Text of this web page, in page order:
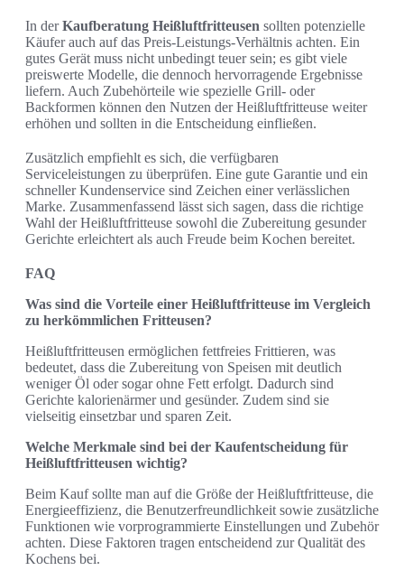
In derKaufberatung Heißluftfritteusen sollten potenzielle
Käufer auch auf das Preis-Leistungs-Verhältnis achten. Ein
gutes Gerät muss nicht unbedingt teuer sein; es gibt viele
preiswerte Modelle, die dennoch hervorragende Ergebnisse
liefern. Auch Zubehörteile wie spezielle Grill- oder
Backformen können den Nutzen der Heißluftfritteuse weiter
erhöhen und sollten in die Entscheidung einfließen.
Zusätzlich empfiehlt es sich, die verfügbaren
Serviceleistungen zu überprüfen. Eine gute Garantie und ein
schneller Kundenservice sind Zeichen einer verlässlichen
Marke. Zusammenfassend lässt sich sagen, dass die richtige
Wahl der Heißluftfritteuse sowohl die Zubereitung gesunder
Gerichte erleichtert als auch Freude beim Kochen bereitet.
FAQ
Was sind die Vorteile einer Heißluftfritteuse im Vergleich
zu herkömmlichen Fritteusen?
Heißluftfritteusen ermöglichen fettfreies Frittieren, was
bedeutet, dass die Zubereitung von Speisen mit deutlich
weniger Öl oder sogar ohne Fett erfolgt. Dadurch sind
Gerichte kalorienärmer und gesünder. Zudem sind sie
vielseitig einsetzbar und sparen Zeit.
Welche Merkmale sind bei der Kaufentscheidung für
Heißluftfritteusen wichtig?
Beim Kauf sollte man auf die Größe der Heißluftfritteuse, die
Energieeffizienz, die Benutzerfreundlichkeit sowie zusätzliche
Funktionen wie vorprogrammierte Einstellungen und Zubehör
achten. Diese Faktoren tragen entscheidend zur Qualität des
Kochens bei.